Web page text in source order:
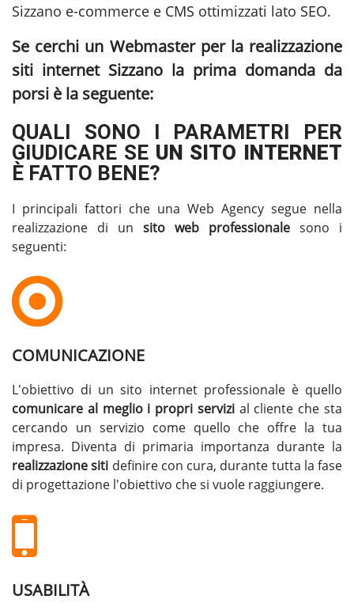
Sizzano e-commerce e CMS ottimizzati lato SEO.
Se cerchi un Webmaster per la realizzazione
siti internet Sizzano la prima domanda da
porsi è la seguente:
QUALI SONO I PARAMETRI PER
GIUDICARE SEUN SITO INTERNET
È FATTO BENE?
I principali fattori che una Web Agency segue nella
realizzazione di un sito web professionale sono i
seguenti:
COMUNICAZIONE
L'obiettivo di un sito internet professionale è quello
comunicare al meglio i propri servizial cliente che sta
cercando un servizio come quello che offre la tua
impresa. Diventa di primaria importanza durante la
realizzazione siti definire con cura, durante tutta la fase
di progettazione l'obiettivo che si vuole raggiungere.
USABILITÀ